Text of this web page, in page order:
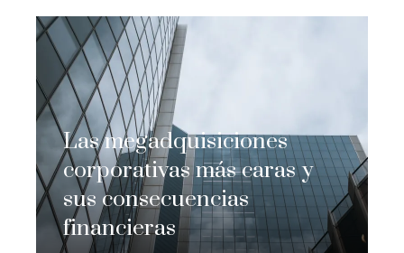
Las megadquisiciones
corporativas más caras y
sus consecuencias
financieras